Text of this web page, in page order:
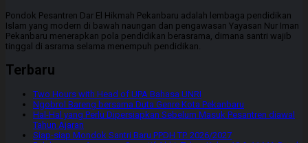
Pondok Pesantren Dar El Hikmah Pekanbaru adalah lembaga pendidikan
Islam yang modern di bawah naungan dan pengawasan Yayasan Nur Iman
Pekanbaru menerapkan pola pendidikan berasrama, dimana santri wajib
tinggal di asrama selama menempuh pendidikan.
Terbaru
Two Hours with Head of UPA Bahasa UNRI
Ngobrol Bareng bersama Duta Genre Kota Pekanbaru
Hal-Hal yang Perlu Dipersiapkan Sebelum Masuk Pesantren diawal
Tahun Ajaran
Siap-siap Mondok Santri Baru PPDH TP. 2026/2027